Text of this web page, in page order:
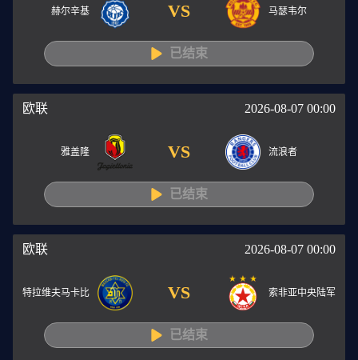
赫尔辛基 VS 马瑟韦尔
已结束
欧联 2026-08-07 00:00
雅盖隆 VS 流浪者
已结束
欧联 2026-08-07 00:00
特拉维夫马卡比 VS 索非亚中央陆军
已结束